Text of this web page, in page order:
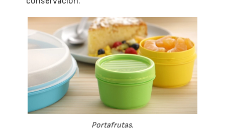
Portafrutas.